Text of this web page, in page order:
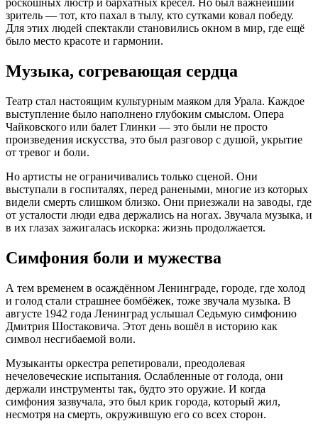
роскошных люстр и бархатных кресел. Но был важнейший
зритель — тот, кто пахал в тылу, кто сутками ковал победу.
Для этих людей спектакли становились окном в мир, где ещё
было место красоте и гармонии.
Музыка, согревающая сердца
Театр стал настоящим культурным маяком для Урала. Каждое
выступление было наполнено глубоким смыслом. Опера
Чайковского или балет Глинки — это были не просто
произведения искусства, это был разговор с душой, укрытие
от тревог и боли.
Но артисты не ограничивались только сценой. Они
выступали в госпиталях, перед ранеными, многие из которых
видели смерть слишком близко. Они приезжали на заводы, где
от усталости люди едва держались на ногах. Звучала музыка, и
в их глазах зажигалась искорка: жизнь продолжается.
Симфония боли и мужества
А тем временем в осаждённом Ленинграде, городе, где холод
и голод стали страшнее бомбёжек, тоже звучала музыка. В
августе 1942 года Ленинград услышал Седьмую симфонию
Дмитрия Шостаковича. Этот день вошёл в историю как
символ несгибаемой воли.
Музыканты оркестра репетировали, преодолевая
нечеловеческие испытания. Ослабленные от голода, они
держали инструменты так, будто это оружие. И когда
симфония зазвучала, это был крик города, который жил,
несмотря на смерть, окружившую его со всех сторон.